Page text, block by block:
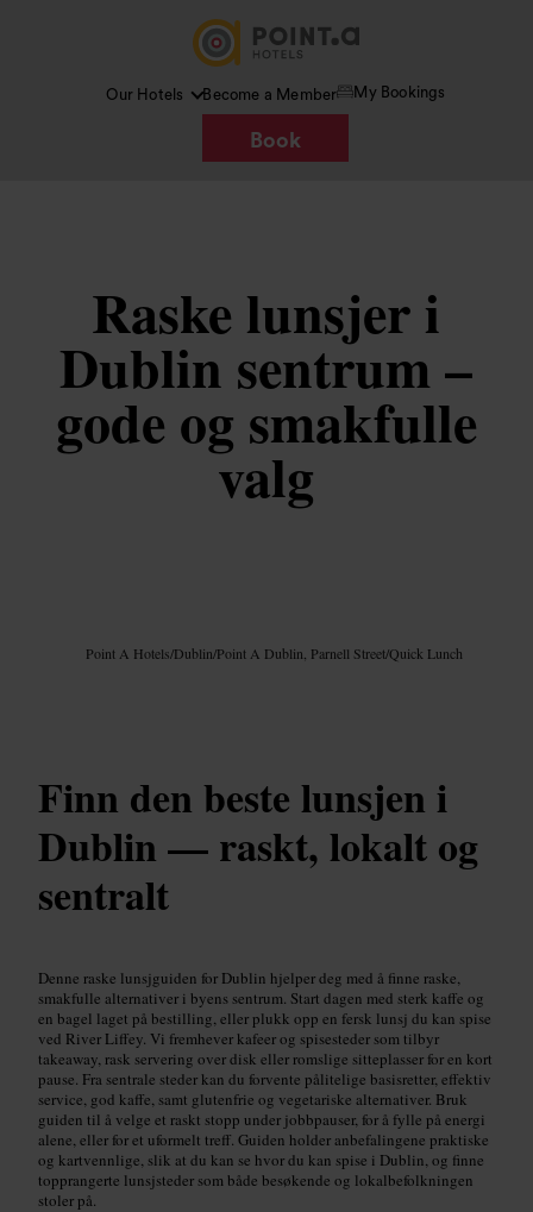
Our Hotels Become a Member My Bookings
Book
Raske lunsjer i
Dublin sentrum –
gode og smakfulle
valg
Point A Hotels/Dublin/Point A Dublin, Parnell Street/Quick Lunch
Finn den beste lunsjen i
Dublin — raskt, lokalt og
sentralt
Denne raske lunsjguiden for Dublin hjelper deg med å finne raske,
smakfulle alternativer i byens sentrum. Start dagen med sterk kaffe og
en bagel laget på bestilling, eller plukk opp en fersk lunsj du kan spise
ved River Liffey. Vi fremhever kafeer og spisesteder som tilbyr
takeaway, rask servering over disk eller romslige sitteplasser for en kort
pause. Fra sentrale steder kan du forvente pålitelige basisretter, effektiv
service, god kaffe, samt glutenfrie og vegetariske alternativer. Bruk
guiden til å velge et raskt stopp under jobbpauser, for å fylle på energi
alene, eller for et uformelt treff. Guiden holder anbefalingene praktiske
og kartvennlige, slik at du kan se hvor du kan spise i Dublin, og finne
topprangerte lunsjsteder som både besøkende og lokalbefolkningen
stoler på.